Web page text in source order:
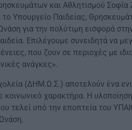
και Αθλητισμού
το Υπουργείο Παιδείας,
για την πολύτιμη εισφορά
Επιλέγουμε συνειδητά να
που ζουν σε περιοχές με
ανάγκες».
(ΔΗΜ.Ω.Σ.) αποτελούν ένα
κοινωνικό χαρακτήρα. Η
τελεί υπό την επoπτεία του